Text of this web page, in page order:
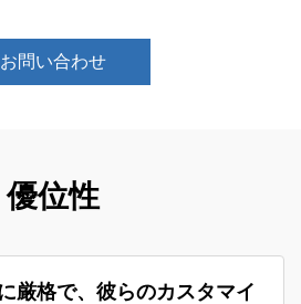
お問い合わせ
優位性
厳格で、彼らのカスタマイ